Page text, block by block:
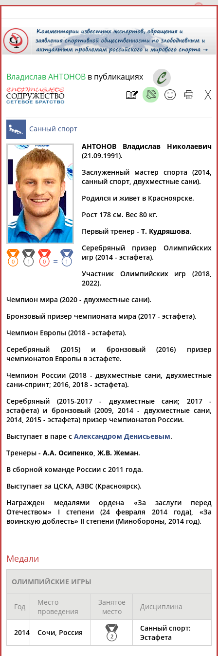
9 августа 2026 года,
СПОРТСМЕНЫ, ТРЕНЕРЫ И СПЕЦИАЛИСТЫ
Найдено: 2персоны Расширенный поиск
Владислав
АНТОНОВ
Владислав
АНТОНОВ
Ваш запрос: "Владислав Антонов"
Документы 1-10 из 93 найденных уникальных документов
Саночник Юрий Прохоров заявил, что хочет выступать
...и Семен Миков (1.40,486), третьими - Александр Денисьев
(Проект:Информационное агентство СТАДИОН)
12.02.2024
Татьяна Иванова и Семен Павличенко победили на
чемпионате России по санному спорту
Денисьев иВладислав Антонов(1.40,217), тройку лучших
замкнули Станислав... ...зур, Эдуард Александров, Денисьев
иАнтонов ; 2.47,065). Чемпионат России по санному спорту
(Проект:Информационное агентство СТАДИОН)
получили призовые
иВладислав Антоновтам же заняли второе место в
спринтерской...
(Проект: Информационное агентство СТАДИОН
06.09.2022
Владислав
спринтерской...
Информационное агентство СТАДИОН
12.05.2022
Санный спорт. Пекин-2022. Команды (прямая
видеотрансляция)
...ия) Состав команды ОКР: Татьяна Иванова, Роман Репилов,
Александр Денисьев /
Владислав АнтоновНачало в 16:25
мск ...
(Проект:Информационное агентство СТАДИОН)
Владислав АНТОНОВ в публикациях
Санный спорт
0 1 0 = 1
АНТОНОВ Владислав Николаевич
(21.09.1991).
Заслуженный мастер спорта (2014,
санный спорт, двухместные сани).
Родился и живет в Красноярске.
Рост 178 см. Вес 80 кг.
Первый тренер - Т. Кудряшова.
Серебряный призер Олимпийских
игр (2014 - эстафета).
Участник Олимпийских игр (2018,
2022).
Чемпион мира (2020 - двухместные сани).
Бронзовый призер чемпионата мира (2017 - эстафета).
Чемпион Европы (2018 - эстафета).
Серебряный (2015) и бронзовый (2016) призер
чемпионатов Европы в эстафете.
Чемпион России (2018 - двухместные сани, двухместные
сани-спринт; 2016, 2018 - эстафета).
Серебряный (2015-2017 - двухместные сани; 2017 -
эстафета) и бронзовый (2009, 2014 - двухместные сани,
2014, 2015 - эстафета) призер чемпионатов России.
Выступает в паре с Александром Денисьевым.
Тренеры - А.А. Осипенко, Ж.В. Жеман.
В сборной команде России с 2011 года.
Выступает за ЦСКА, АЗВС (Красноярск).
Награжден медалями ордена «За заслуги перед
Отечеством» I степени (24 февраля 2014 года), «За
воинскую доблесть» II степени (Минобороны, 2014 год).
Медали
ОЛИМПИЙСКИЕ ИГРЫ
Год
Место
проведения
Занятое
место
Дисциплина
2014 Сочи, Россия 2
Санный спорт:
Эстафета